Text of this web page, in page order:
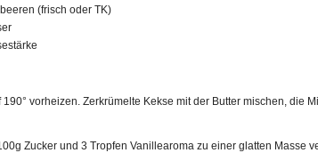
(frisch oder TK)
190° vorheizen. Zerkrümelte Kekse mit der Butter mischen, die
Zucker und 3 Tropfen Vanillearoma zu einer glatten Masse